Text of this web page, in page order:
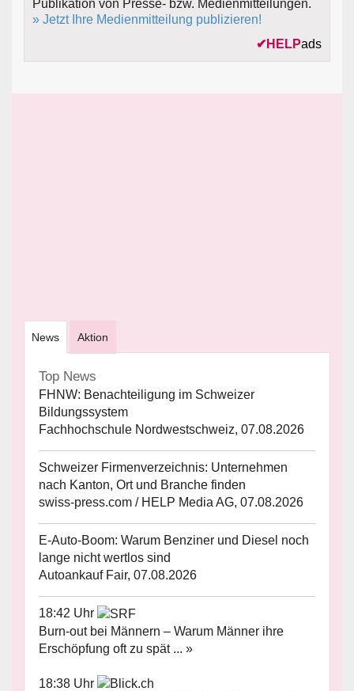
Publikation von Presse- bzw. Medienmitteilungen.
» Jetzt Ihre Medienmitteilung publizieren!
✔ HELPads
News Aktion
Top News
FHNW: Benachteiligung im Schweizer
Bildungssystem
Fachhochschule Nordwestschweiz, 07.08.2026
Schweizer Firmenverzeichnis: Unternehmen
nach Kanton, Ort und Branche finden
swiss-press.com / HELP Media AG, 07.08.2026
E-Auto-Boom: Warum Benziner und Diesel noch
lange nicht wertlos sind
Autoankauf Fair, 07.08.2026
18:42 Uhr
Burn-out bei Männern – Warum Männer ihre
Erschöpfung oft zu spät ... »
18:38 Uhr